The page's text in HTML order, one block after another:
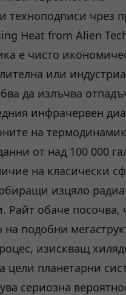
техноподписи чрез
Heat from Alien
е чисто
или
да излъчва
инфрачервен
на
от над 100 000
на класически
изцяло
Райт обаче посочва,
на подобни
изискващ
цели планетарни
сериозна